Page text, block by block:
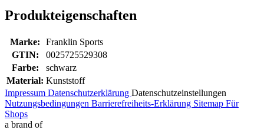
Produkteigenschaften
Marke:
Franklin Sports
GTIN:
0025725529308
Farbe:
schwarz
Material: Kunststoff
Impressum Datenschutzerklärung Datenschutzeinstellungen
Nutzungsbedingungen Barrierefreiheits-Erklärung Sitemap Für
Shops
a brand of